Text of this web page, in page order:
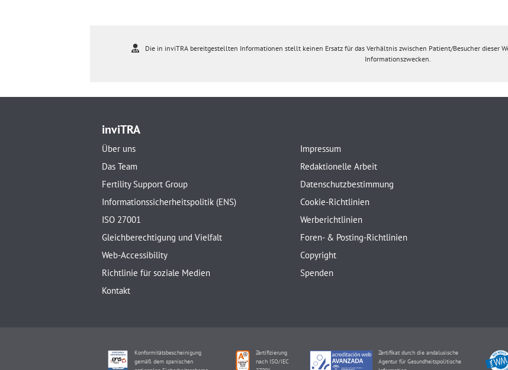
Die in inviTRA bereitgestellten Informationen stellt keinen Ersatz für das Verhältnis zwischen Patient/Besucher dieser
Informationszwecken.
inviTRA
Über uns
Das Team
Fertility Support Group
Informationssicherheitspolitik (ENS)
ISO 27001
Gleichberechtigung und Vielfalt
Web-Accessibility
Richtlinie für soziale Medien
Kontakt
Impressum
Redaktionelle Arbeit
Datenschutzbestimmung
Cookie-Richtlinien
Werberichtlinien
Foren- & Posting-Richtlinien
Copyright
Spenden
Konformitätsbescheinigung
gemäß dem spanischen
Zertifizierung
nach ISO/IEC
Zertifikat durch die andalusische
Agentur für Gesundheitspolitische